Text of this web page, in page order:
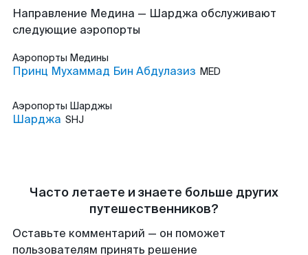
Направление Медина — Шарджа обслуживают
следующие аэропорты
Аэропорты Медины
Принц Мухаммад Бин Абдулазиз MED
Аэропорты Шарджы
Шарджа SHJ
Часто летаете и знаете больше других
путешественников?
Оставьте комментарий — он поможет
пользователям принять решение